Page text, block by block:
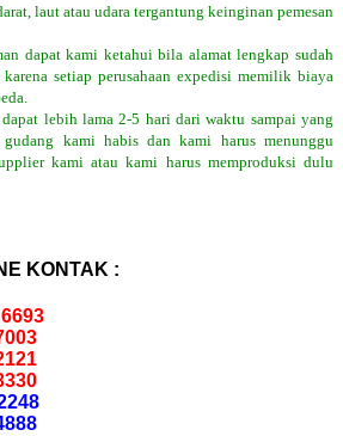
laut atau udara tergantung keinginan pemesan
dapat kami ketahui bila alamat lengkap sudah
setiap perusahaan expedisi memilik biaya
lebih lama 2-5 hari dari waktu sampai yang
kami habis dan kami harus menunggu
kami atau kami harus memproduksi dulu
KONTAK :